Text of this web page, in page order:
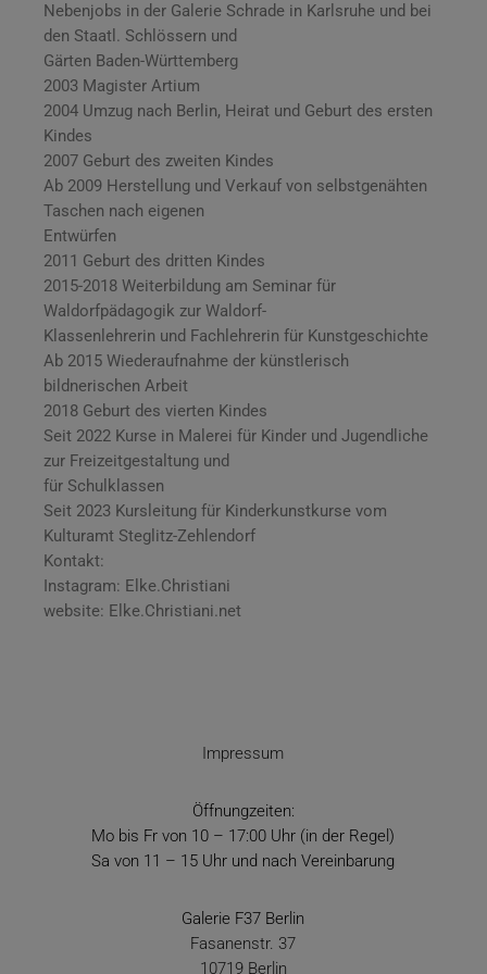
Nebenjobs in der Galerie Schrade in Karlsruhe und bei
den Staatl. Schlössern und
Gärten Baden-Württemberg
2003 Magister Artium
2004 Umzug nach Berlin, Heirat und Geburt des ersten
Kindes
2007 Geburt des zweiten Kindes
Ab 2009 Herstellung und Verkauf von selbstgenähten
Taschen nach eigenen
Entwürfen
2011 Geburt des dritten Kindes
2015-2018 Weiterbildung am Seminar für
Waldorfpädagogik zur Waldorf-
Klassenlehrerin und Fachlehrerin für Kunstgeschichte
Ab 2015 Wiederaufnahme der künstlerisch
bildnerischen Arbeit
2018 Geburt des vierten Kindes
Seit 2022 Kurse in Malerei für Kinder und Jugendliche
zur Freizeitgestaltung und
für Schulklassen
Seit 2023 Kursleitung für Kinderkunstkurse vom
Kulturamt Steglitz-Zehlendorf
Kontakt:
Instagram: Elke.Christiani
website: Elke.Christiani.net
Impressum
Öffnungzeiten:
Mo bis Fr von 10 – 17:00 Uhr (in der Regel)
Sa von 11 – 15 Uhr und nach Vereinbarung
Galerie F37 Berlin
Fasanenstr. 37
10719 Berlin